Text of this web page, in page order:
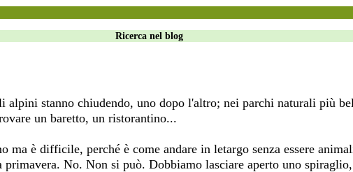
Ricerca nel blog
stanno chiudendo, uno dopo l'altro; nei parchi naturali più
un baretto, un ristorantino...
è difficile, perché è come andare in letargo senza essere
No. Non si può. Dobbiamo lasciare aperto uno